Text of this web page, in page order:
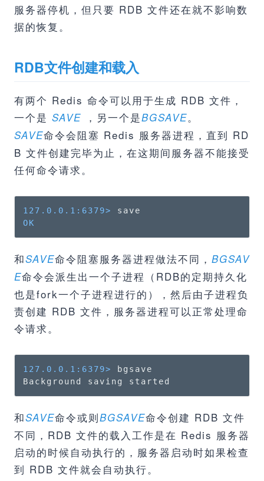
服务器停机，但只要 RDB 文件还在就不影响数
据的恢复。
RDB文件创建和载入
有两个 Redis 命令可以用于生成 RDB 文件，
一个是 SAVE ，另一个是BGSAVE。
SAVE命令会阻塞 Redis 服务器进程，直到 RD
B 文件创建完毕为止，在这期间服务器不能接受
任何命令请求。
127.0.0.1:6379>
OK
和SAVE命令阻塞服务器进程做法不同， BGSAV
E命令会派生出一个子进程（RDB的定期持久化
也是fork一个子进程进行的），然后由子进程负
责创建 RDB 文件，服务器进程可以正常处理命
令请求。
127.0.0.1:6379>
bgsave
Background saving started
和SAVE命令或则BGSAVE命令创建 RDB 文件
不同，RDB 文件的载入工作是在 Redis 服务器
启动的时候自动执行的，服务器启动时如果检查
到 RDB 文件就会自动执行。